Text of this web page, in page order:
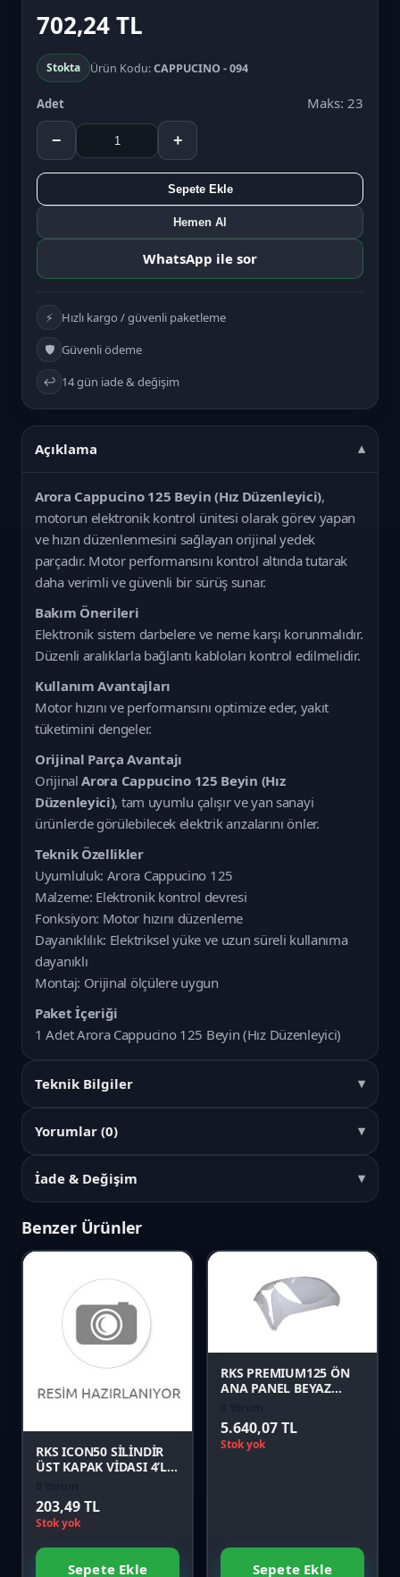
702,24 TL
Stokta Ürün Kodu:CAPPUCINO - 094
Adet Maks: 23
− +
Sepete Ekle
Hemen Al
WhatsApp ile sor
⚡
Hızlı kargo / güvenli paketleme
🛡️ Güvenli ödeme
↩️ 14 gün iade & değişim
Açıklama
Arora Cappucino 125 Beyin (Hız Düzenleyici),
motorun elektronik kontrol ünitesi olarak görev yapan
ve hızın düzenlenmesini sağlayan orijinal yedek
parçadır. Motor performansını kontrol altında tutarak
daha verimli ve güvenli bir sürüş sunar.
Bakım Önerileri
Elektronik sistem darbelere ve neme karşı korunmalıdır.
Düzenli aralıklarla bağlantı kabloları kontrol edilmelidir.
Kullanım Avantajları
Motor hızını ve performansını optimize eder, yakıt
tüketimini dengeler.
Orijinal Parça Avantajı
OrijinalArora Cappucino 125 Beyin (Hız
Düzenleyici), tam uyumlu çalışır ve yan sanayi
ürünlerde görülebilecek elektrik arızalarını önler.
Teknik Özellikler
Uyumluluk: Arora Cappucino 125
Malzeme: Elektronik kontrol devresi
Fonksiyon: Motor hızını düzenleme
Dayanıklılık: Elektriksel yüke ve uzun süreli kullanıma
dayanıklı
Montaj: Orijinal ölçülere uygun
Paket İçeriği
1 Adet Arora Cappucino 125 Beyin (Hız Düzenleyici)
Teknik Bilgiler
Yorumlar (0)
İade & Değişim
Benzer Ürünler
Favori
Karşılaştır
RKS ICON50 SİLİNDİR
ÜST KAPAK VİDASI 4’LÜ
203,49 TL
Stok yok
Sepete Ekle
Karşılaştır
RKS PREMIUM125 ÖN
ANA PANEL BEYAZ
5.640,07 TL
Stok yok
Sepete Ekle